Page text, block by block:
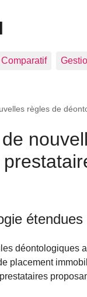
Comparatif
règles de
étendues
déontologiques
placement